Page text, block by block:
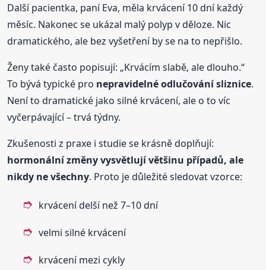
Další pacientka, paní Eva, měla krvácení 10 dní každý
měsíc. Nakonec se ukázal malý polyp v děloze. Nic
dramatického, ale bez vyšetření by se na to nepřišlo.
Ženy také často popisují: „Krvácím slabě, ale dlouho.“
To bývá typické pro nepravidelné odlučování sliznice.
Není to dramatické jako silné krvácení, ale o to víc
vyčerpávající – trvá týdny.
Zkušenosti z praxe i studie se krásně doplňují:
hormonální změny vysvětlují většinu případů, ale
nikdy ne všechny. Proto je důležité sledovat vzorce:
krvácení delší než 7–10 dní
velmi silné krvácení
krvácení mezi cykly